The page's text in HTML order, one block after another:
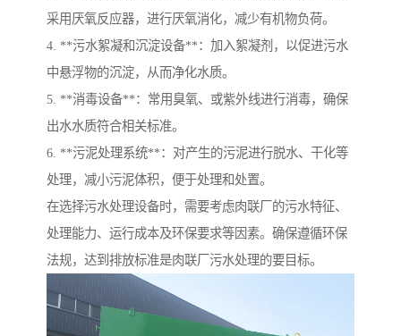
采用厌氧反应器，进行厌氧消化，减少有机物负荷。
4. **污水絮凝和沉淀设备**：加入絮凝剂，以促进污水
中悬浮物的沉淀，从而净化水质。
5. **消毒设备**：常用臭氧、或紫外线进行消毒，确保
出水水质符合相关标准。
6. **污泥处理系统**：对产生的污泥进行脱水、干化等
处理，减小污泥体积，便于处理和处置。
在选择污水处理设备时，需要考虑肉联厂的污水特征、
处理能力、运行成本及环保要求等因素。确保遵循环保
法规，达到排放标准是肉联厂污水处理的要目标。